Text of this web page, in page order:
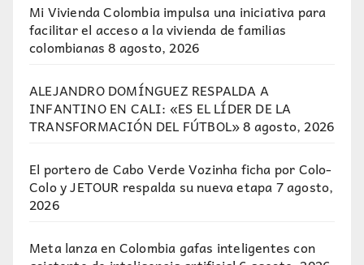
Mi Vivienda Colombia impulsa una iniciativa para
facilitar el acceso a la vivienda de familias
colombianas 8 agosto, 2026
ALEJANDRO DOMÍNGUEZ RESPALDA A
INFANTINO EN CALI: «ES EL LÍDER DE LA
TRANSFORMACIÓN DEL FÚTBOL»8 agosto, 2026
El portero de Cabo Verde Vozinha ficha por Colo-
Colo y JETOUR respalda su nueva etapa7 agosto,
2026
Meta lanza en Colombia gafas inteligentes con